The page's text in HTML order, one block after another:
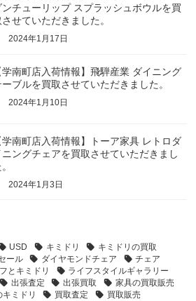
ンチューリップ スプラッシュボウルを買
せていただきました。
2024年1月17日
学南町店入荷情報】飛騨産業 ダイニング
ーブルを買取させていただきました。
2024年1月10日
学南町店入荷情報】トーア家具 レトロダ
ニングチェアを買取させていただきまし
2024年1月3日
USD キミドリ
キミドリの買取
ール ダイヤモンドチェア
チェア
とキミドリ
ライフスタイルギャラリー
出張査定 出張買取
家具の買取販売
キミドリ 買取査定 買取販売